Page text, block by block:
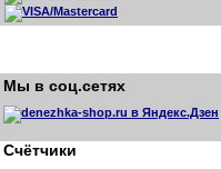
Мы в соц.сетях
Счётчики